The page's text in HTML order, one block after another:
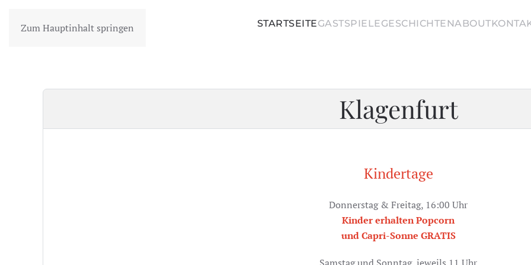
Zum Hauptinhalt springen STARTSEITEGASTSPIELEGESCHICHTENABOUT
Klagenfurt
Kindertage
Donnerstag & Freitag, 16:00 Uhr
Kinder erhalten Popcorn
und Capri-Sonne GRATIS